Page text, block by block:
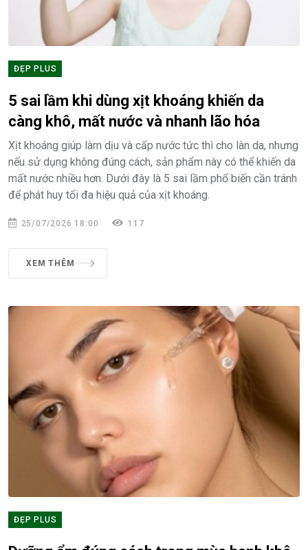
ĐẸP PLUS
5 sai lầm khi dùng xịt khoáng khiến da
càng khô, mất nước và nhanh lão hóa
Xịt khoáng giúp làm dịu và cấp nước tức thì cho làn da, nhưng
nếu sử dụng không đúng cách, sản phẩm này có thể khiến da
mất nước nhiều hơn. Dưới đây là 5 sai lầm phổ biến cần tránh
để phát huy tối đa hiệu quả của xịt khoáng.
25/07/2026 18:00 117
XEM THÊM
ĐẸP PLUS